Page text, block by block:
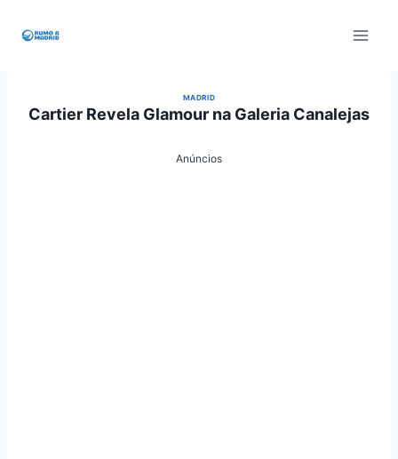
MADRID
Cartier Revela Glamour na Galeria Canalejas
Anúncios